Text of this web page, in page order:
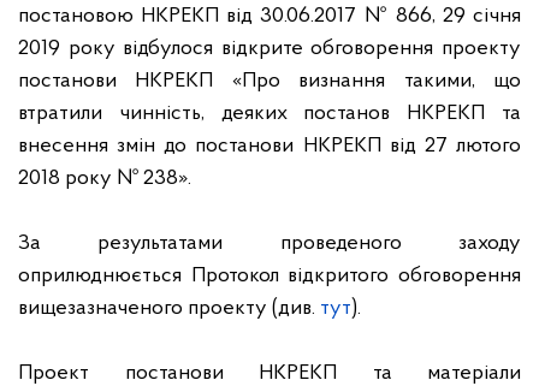
постановою НКРЕКП від 30.06.2017 № 866, 29 січня
2019 року відбулося відкрите обговорення проекту
постанови НКРЕКП «Про визнання такими, що
втратили чинність, деяких постанов НКРЕКП та
внесення змін до постанови НКРЕКП від 27 лютого
2018 року № 238».
За результатами проведеного заходу
оприлюднюється Протокол відкритого обговорення
вищезазначеного проекту (див. тут).
Проект постанови НКРЕКП та матеріали